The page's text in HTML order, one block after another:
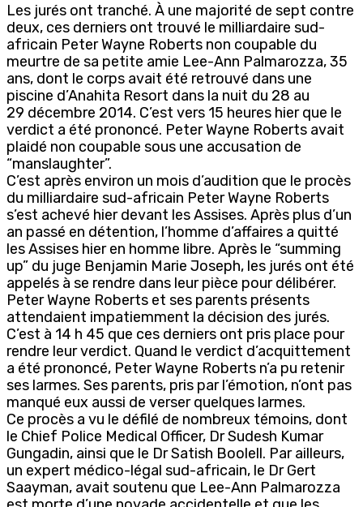
Les jurés ont tranché. À une majorité de sept contre
deux, ces derniers ont trouvé le milliardaire sud-
africain Peter Wayne Roberts non coupable du
meurtre de sa petite amie Lee-Ann Palmarozza, 35
ans, dont le corps avait été retrouvé dans une
piscine d’Anahita Resort dans la nuit du 28 au
29 décembre 2014. C’est vers 15 heures hier que le
verdict a été prononcé. Peter Wayne Roberts avait
plaidé non coupable sous une accusation de
“manslaughter”.
C’est après environ un mois d’audition que le procès
du milliardaire sud-africain Peter Wayne Roberts
s’est achevé hier devant les Assises. Après plus d’un
an passé en détention, l’homme d’affaires a quitté
les Assises hier en homme libre. Après le “summing
up” du juge Benjamin Marie Joseph, les jurés ont été
appelés à se rendre dans leur pièce pour délibérer.
Peter Wayne Roberts et ses parents présents
attendaient impatiemment la décision des jurés.
C’est à 14 h 45 que ces derniers ont pris place pour
rendre leur verdict. Quand le verdict d’acquittement
a été prononcé, Peter Wayne Roberts n’a pu retenir
ses larmes. Ses parents, pris par l’émotion, n’ont pas
manqué eux aussi de verser quelques larmes.
Ce procès a vu le défilé de nombreux témoins, dont
le Chief Police Medical Officer, Dr Sudesh Kumar
Gungadin, ainsi que le Dr Satish Boolell. Par ailleurs,
un expert médico-légal sud-africain, le Dr Gert
Saayman, avait soutenu que Lee-Ann Palmarozza